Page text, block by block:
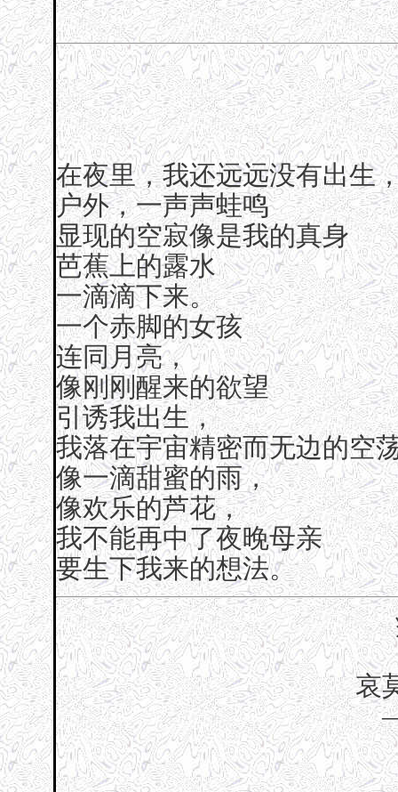
在夜里，我还远远没有出生
户外，一声声蛙鸣
显现的空寂像是我的真身
芭蕉上的露水
一滴滴下来。
一个赤脚的女孩
连同月亮，
像刚刚醒来的欲望
引诱我出生，
我落在宇宙精密而无边的空
像一滴甜蜜的雨，
像欢乐的芦花，
我不能再中了夜晚母亲
要生下我来的想法。
哀